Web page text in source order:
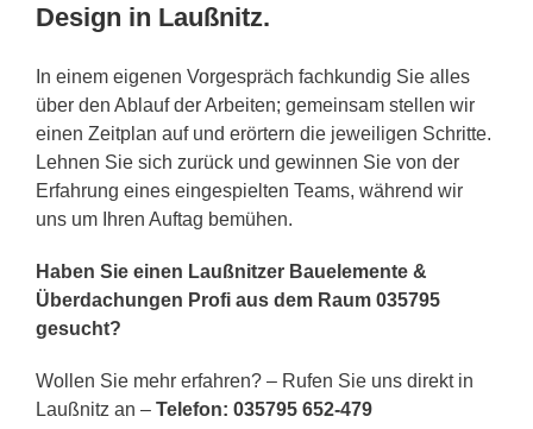
Design in Laußnitz.
In einem eigenen Vorgespräch fachkundig Sie alles
über den Ablauf der Arbeiten; gemeinsam stellen wir
einen Zeitplan auf und erörtern die jeweiligen Schritte.
Lehnen Sie sich zurück und gewinnen Sie von der
Erfahrung eines eingespielten Teams, während wir
uns um Ihren Auftag bemühen.
Haben Sie einen Laußnitzer Bauelemente &
Überdachungen Profi aus dem Raum 035795
gesucht?
Wollen Sie mehr erfahren? – Rufen Sie uns direkt in
Laußnitz an – Telefon: 035795 652-479